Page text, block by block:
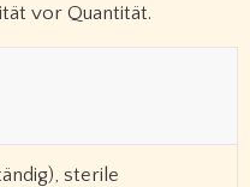
vor Quantität.
sterile